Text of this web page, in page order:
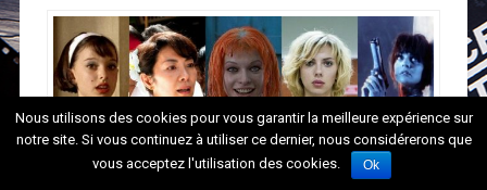
Nous utilisons des cookies pour vous garantir la meilleure expérience sur
notre site. Si vous continuez à utiliser ce dernier, nous considérerons que
vous acceptez l'utilisation des cookies.
Ok